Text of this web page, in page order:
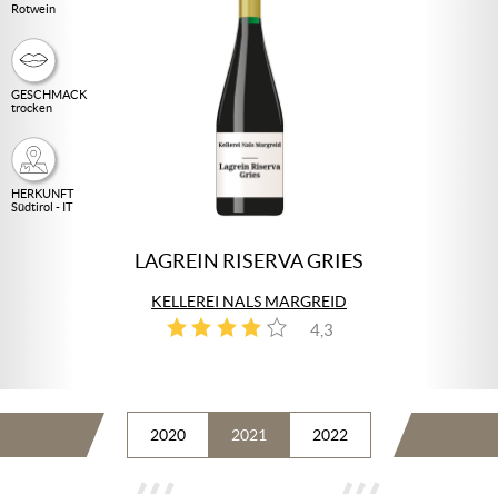
Rotwein
GESCHMACK
trocken
HERKUNFT
Südtirol - IT
LAGREIN RISERVA GRIES
KELLEREI NALS MARGREID
4,3
3
2020 2021 2022